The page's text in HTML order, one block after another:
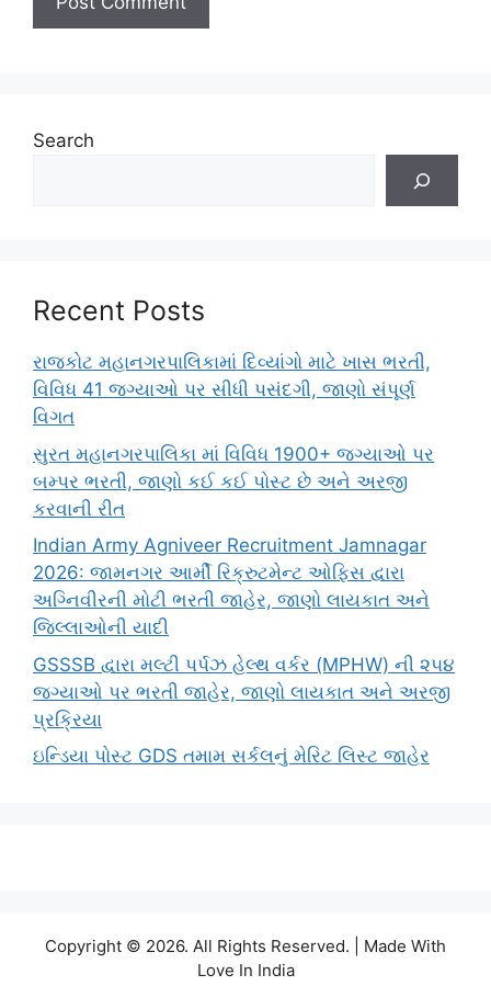
Search
Recent Posts
રાજકોટ મહાનગરપાલિકામાં દિવ્યાંગો માટે ખાસ ભરતી,
વિવિધ 41 જગ્યાઓ પર સીધી પસંદગી, જાણો સંપૂર્ણ
વિગત
સુરત મહાનગરપાલિકા માં વિવિધ 1900+ જગ્યાઓ પર
બમ્પર ભરતી, જાણો કઈ કઈ પોસ્ટ છે અને અરજી
કરવાની રીત
Indian Army Agniveer Recruitment Jamnagar
2026: જામનગર આર્મી રિક્રુટમેન્ટ ઓફિસ દ્વારા
અગ્નિવીરની મોટી ભરતી જાહેર, જાણો લાયકાત અને
જિલ્લાઓની યાદી
GSSSB દ્વારા મલ્ટી પર્પઝ હેલ્થ વર્કર (MPHW) ની ૨૫૪
જગ્યાઓ પર ભરતી જાહેર, જાણો લાયકાત અને અરજી
પ્રક્રિયા
ઇન્ડિયા પોસ્ટ GDS તમામ સર્કલનું મેરિટ લિસ્ટ જાહેર
Copyright © 2026. All Rights Reserved. | Made With
Love In India